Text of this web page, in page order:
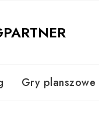
Gry planszowe